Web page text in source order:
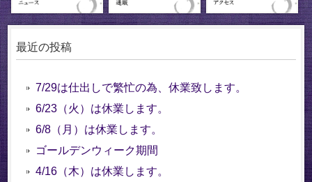
最近の投稿
7/29は仕出しで繁忙の為、休業致します。
6/23（火）は休業します。
6/8（月）は休業します。
ゴールデンウィーク期間
4/16（木）は休業します。